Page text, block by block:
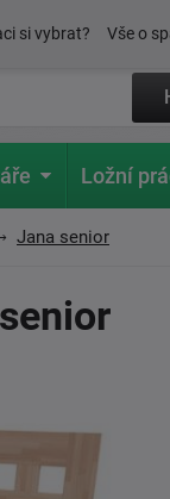
si vybrat? Vše o
Ložní
Jana senior